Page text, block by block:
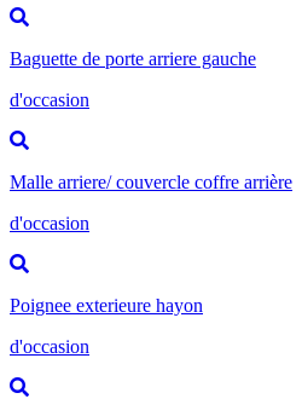
Baguette de porte arriere gauche
d'occasion
Malle arriere/ couvercle coffre arrière
d'occasion
Poignee exterieure hayon
d'occasion